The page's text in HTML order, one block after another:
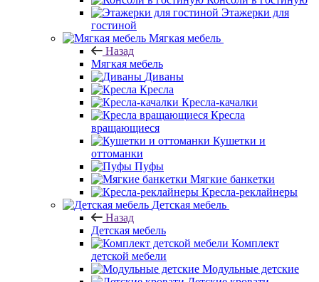
Этажерки для
гостиной
Мягкая мебель
Назад
Мягкая мебель
Диваны
Кресла
Кресла-качалки
Кресла
вращающиеся
Кушетки и
оттоманки
Пуфы
Мягкие банкетки
Кресла-реклайнеры
Детская мебель
Назад
Детская мебель
Комплект
детской мебели
Модульные детские